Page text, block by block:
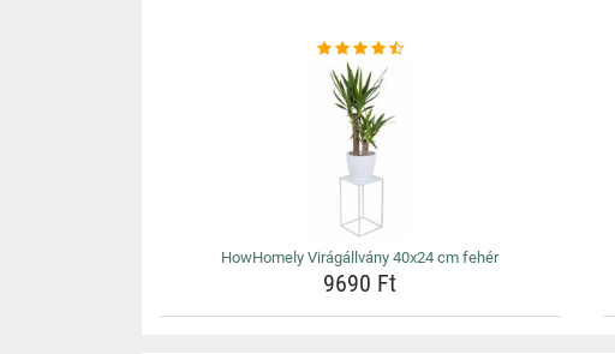
HowHomely Virágállvány 40x24 cm fehér
9690 Ft